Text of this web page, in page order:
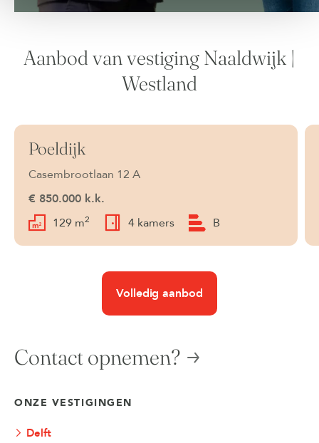
Aanbod van vestiging Naaldwijk |
Westland
Beschikbaar
Poeldijk
Casembrootlaan 12 A
€ 850.000 k.k.
129 m2 4 kamers B
Volledig aanbod
Contact opnemen?
ONZE VESTIGINGEN
Delft